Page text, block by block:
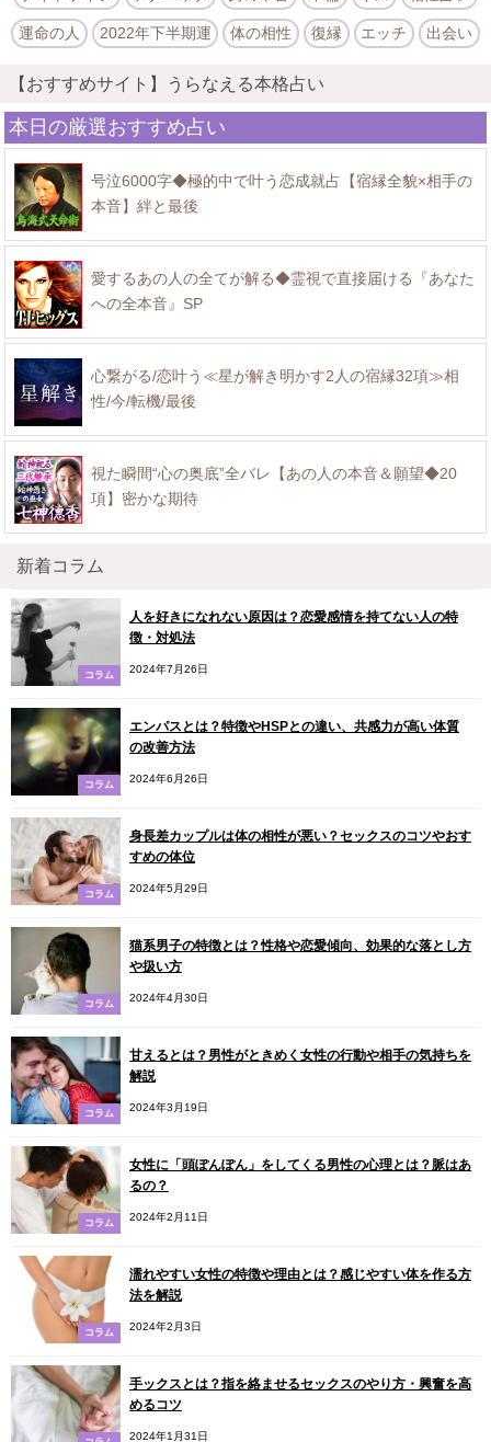
運命の人 2022年下半期運 体の相性 復縁 エッチ 出会い
【おすすめサイト】うらなえる本格占い
本日の厳選おすすめ占い
号泣6000字◆極的中で叶う恋成就占【宿縁全貌×相手の
本音】絆と最後
愛するあの人の全てが解る◆霊視で直接届ける『あなた
への全本音』SP
心繋がる/恋叶う≪星が解き明かす2人の宿縁32項≫相
性/今/転機/最後
視た瞬間“心の奥底”全バレ【あの人の本音＆願望◆20
項】密かな期待
新着コラム
コラム
人を好きになれない原因は？恋愛感情を持てない人の特
徴・対処法
2024年7月26日
コラム
エンパスとは？特徴やHSPとの違い、共感力が高い体質
の改善方法
2024年6月26日
コラム
身長差カップルは体の相性が悪い？セックスのコツやおす
すめの体位
2024年5月29日
コラム
猫系男子の特徴とは？性格や恋愛傾向、効果的な落とし方
や扱い方
2024年4月30日
コラム
甘えるとは？男性がときめく女性の行動や相手の気持ちを
解説
2024年3月19日
コラム
女性に「頭ぽんぽん」をしてくる男性の心理とは？脈はあ
るの？
2024年2月11日
コラム
濡れやすい女性の特徴や理由とは？感じやすい体を作る方
法を解説
2024年2月3日
手ックスとは？指を絡ませるセックスのやり方・興奮を高
めるコツ
2024年1月31日